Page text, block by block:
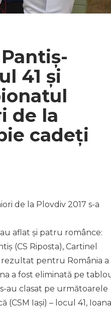
41 și
de la
cadeți
de la Plovdiv 2017 s-a
aflat și patru românce:
(CS Riposta), Cartinel
rezultat pentru România a
a fost eliminată pe
au clasat pe următoarele
(CSM Iași) – locul 41, Ioana